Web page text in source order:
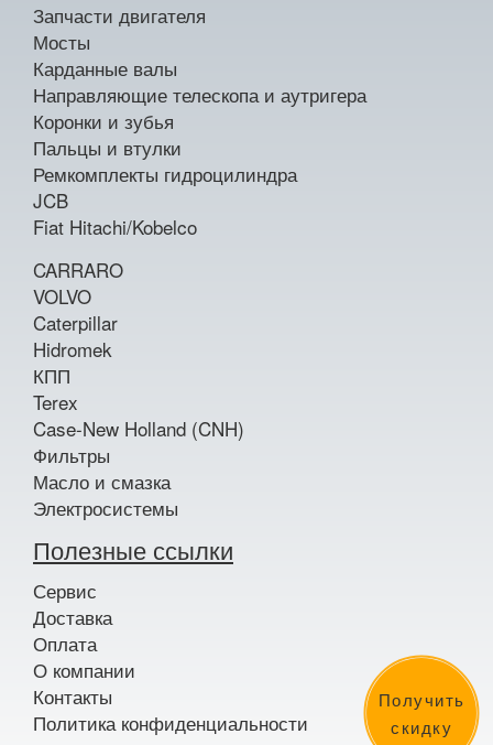
Получить
скидку
Запчасти двигателя
Мосты
Карданные валы
Направляющие телескопа и аутригера
Коронки и зубья
Пальцы и втулки
Ремкомплекты гидроцилиндра
JCB
Fiat Hitachi/Kobelco
CARRARO
VOLVO
Caterpillar
Hidromek
КПП
Terex
Case-New Holland (CNH)
Фильтры
Масло и смазка
Электросистемы
Полезные ссылки
Сервис
Доставка
Оплата
О компании
Контакты
Политика конфиденциальности